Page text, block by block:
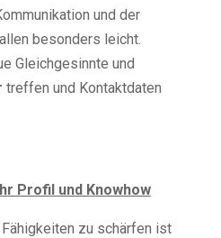
und der
besonders leicht.
Gleichgesinnte und
treffen und Kontaktdaten
Profil und Knowhow
zu schärfen ist